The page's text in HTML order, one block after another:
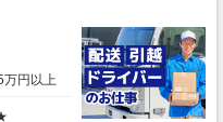
円以上
）